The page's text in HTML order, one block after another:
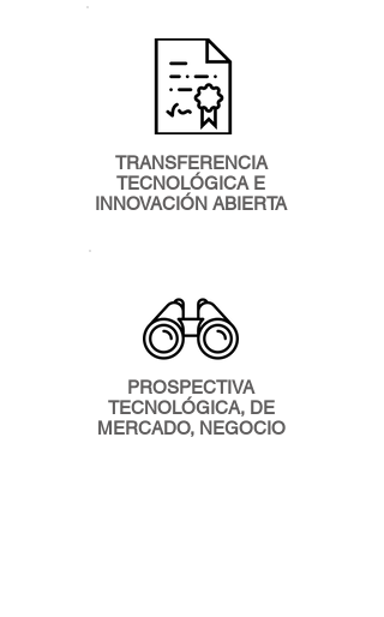
TRANSFERENCIA
TECNOLÓGICA E
INNOVACIÓN ABIERTA
PROSPECTIVA
TECNOLÓGICA, DE
MERCADO, NEGOCIO